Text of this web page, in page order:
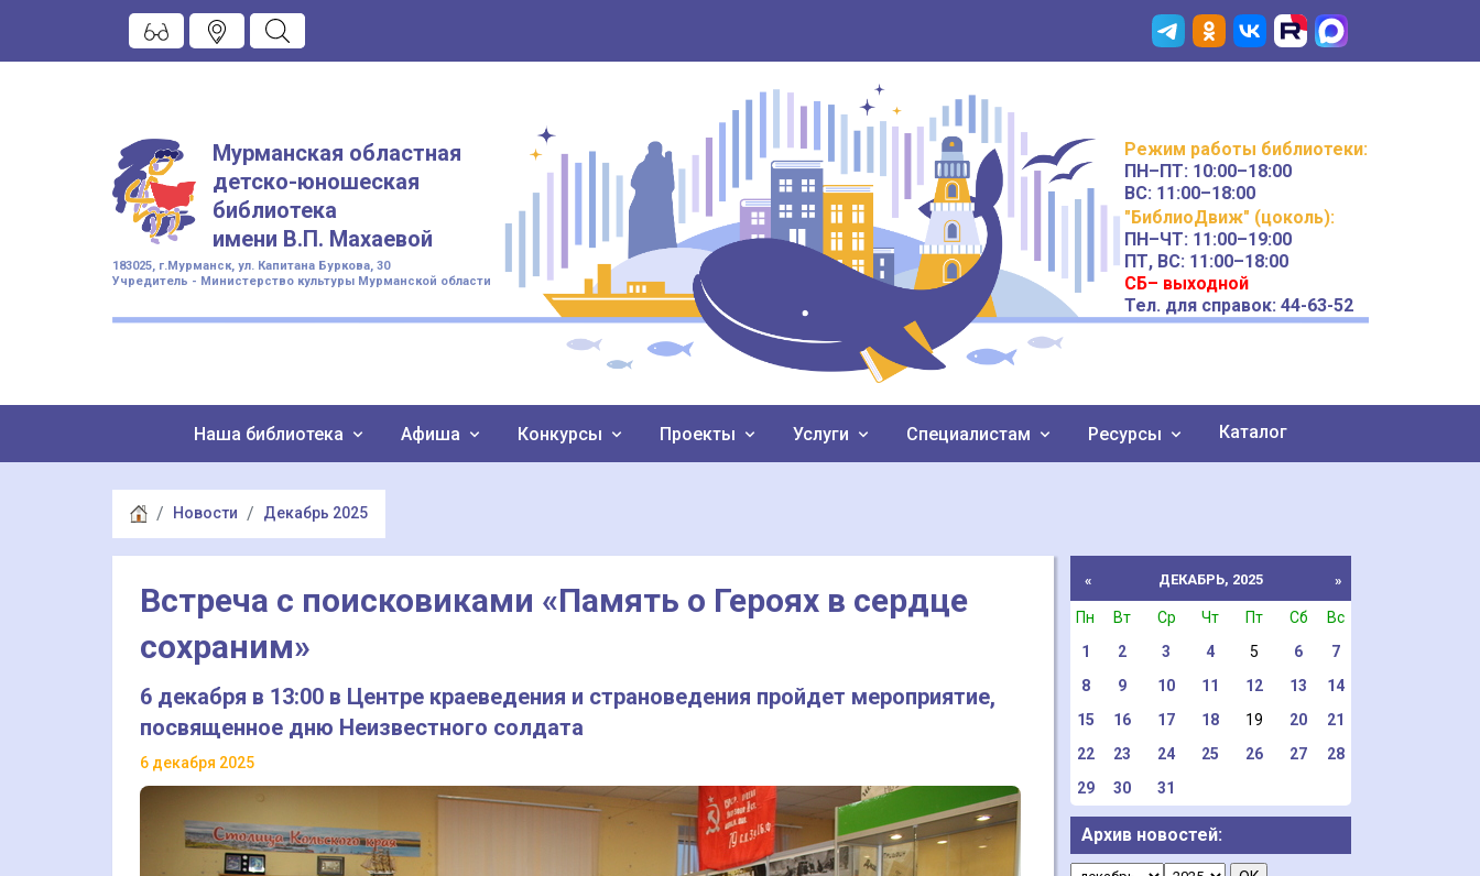
Мурманская областная
детско-юношеская
библиотека
имени В.П. Махаевой
183025, г.Мурманск, ул. Капитана Буркова, 30
Учредитель - Министерство культуры Мурманской области
Режим работы библиотеки:
ПН–ПТ: 10:00–18:00
ВС: 11:00–18:00
"БиблиоДвиж" (цоколь):
ПН–ЧТ: 11:00–19:00
ПТ, ВС: 11:00–18:00
СБ– выходной
Тел. для справок: 44-63-52
Наша библиотека Афиша Конкурсы Проекты Услуги Специалистам Ресурсы Каталог
Новости Декабрь 2025
Встреча с поисковиками «Память о Героях в сердце
сохраним»
6 декабря в 13:00 в Центре краеведения и страноведения пройдет мероприятие,
посвященное дню Неизвестного солдата
6 декабря 2025
« ДЕКАБРЬ, 2025 »
Пн Вт Ср Чт Пт Сб
Вс
1
2 3 4 5 6
7
8
9 10 11 12 13
14
15
16 17 18 19 20
21
22
23 24 25 26 27
28
29
30 31
Архив новостей: